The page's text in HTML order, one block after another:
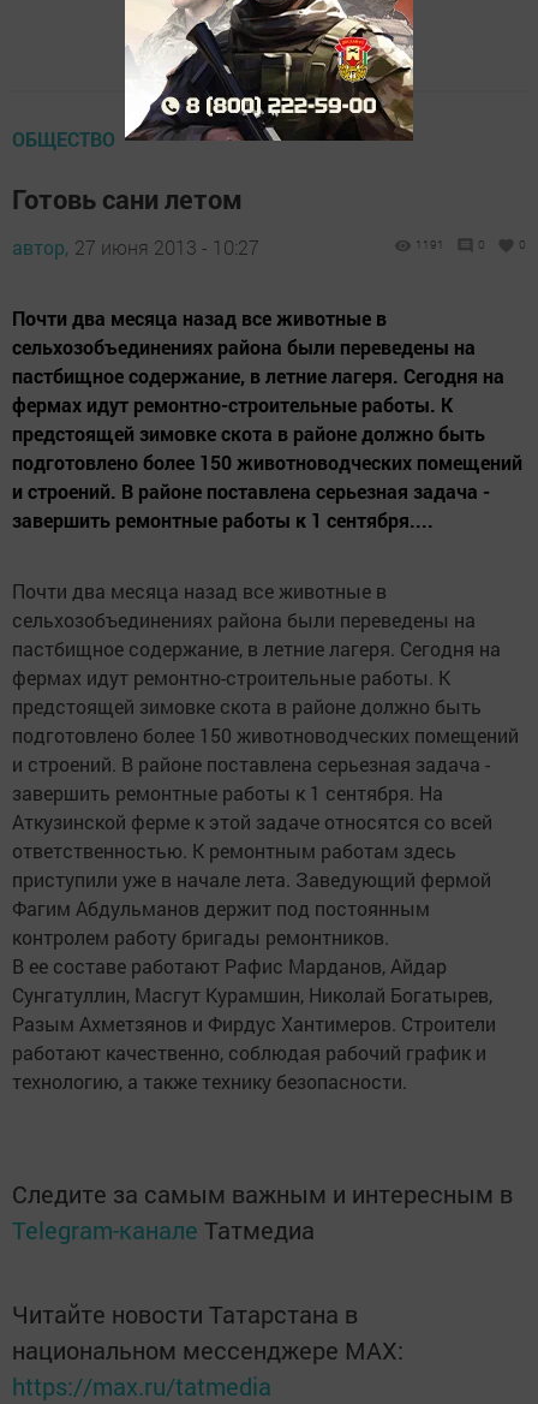
ОБЩЕСТВО
Готовь сани летом
автор, 27 июня 2013 - 10:27 1191 0 0
Почти два месяца назад все животные в
сельхозобъединениях района были переведены на
пастбищное содержание, в летние лагеря. Сегодня на
фермах идут ремонтно-строительные работы. К
предстоящей зимовке скота в районе должно быть
подготовлено более 150 животноводческих помещений
и строений. В районе поставлена серьезная задача -
завершить ремонтные работы к 1 сентября....
Почти два месяца назад все животные в
сельхозобъединениях района были переведены на
пастбищное содержание, в летние лагеря. Сегодня на
фермах идут ремонтно-строительные работы. К
предстоящей зимовке скота в районе должно быть
подготовлено более 150 животноводческих помещений
и строений. В районе поставлена серьезная задача -
завершить ремонтные работы к 1 сентября. На
Аткузинской ферме к этой задаче относятся со всей
ответственностью. К ремонтным работам здесь
приступили уже в начале лета. Заведующий фермой
Фагим Абдульманов держит под постоянным
контролем работу бригады ремонтников.
В ее составе работают Рафис Марданов, Айдар
Сунгатуллин, Масгут Курамшин, Николай Богатырев,
Разым Ахметзянов и Фирдус Хантимеров. Строители
работают качественно, соблюдая рабочий график и
технологию, а также технику безопасности.
Следите за самым важным и интересным в
Telegram-канале Татмедиа
Читайте новости Татарстана в
национальном мессенджере MАХ:
https://max.ru/tatmedia